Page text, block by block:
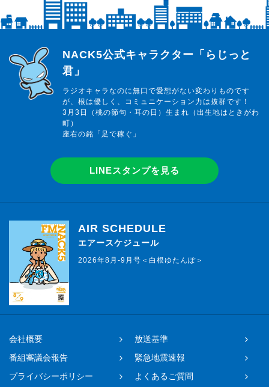
らじっと君
NACK5公式キャラクター「らじっと
君」
ラジオキャラなのに無口で愛想がない変わりものです
が、根は優しく、コミュニケーション力は抜群です！
3月3日（桃の節句・耳の日）生まれ（出生地はときがわ
町）
座右の銘「足で稼ぐ」
LINEスタンプを見る
AIR SCHEDULE
エアースケジュール
2026年8月-9月号＜白根ゆたんぽ＞
会社概要
放送基準
番組審議会報告
緊急地震速報
プライバシーポリシー
よくあるご質問